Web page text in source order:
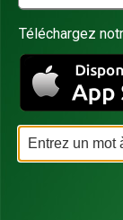
Téléchargez